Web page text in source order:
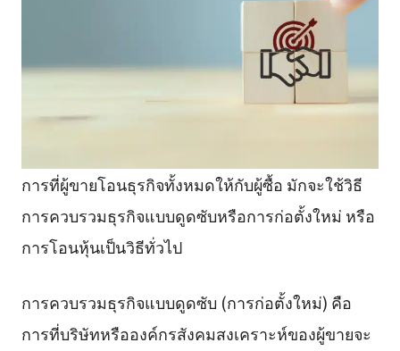
การที่ผู้ขายโอนธุรกิจทั้งหมดให้กับผู้ซื้อ มักจะใช้วิธี
การควบรวมธุรกิจแบบดูดซับหรือการก่อตั้งใหม่ หรือ
การโอนหุ้นเป็นวิธีทั่วไป
การควบรวมธุรกิจแบบดูดซับ (การก่อตั้งใหม่) คือ
การที่บริษัทหรือองค์กรสังคมสงเคราะห์ของผู้ขายจะ